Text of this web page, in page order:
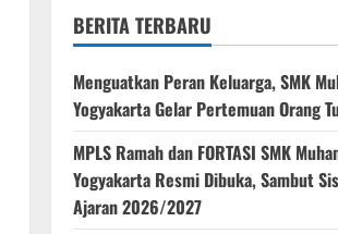
BERITA TERBARU
Menguatkan Peran Keluarga, SMK
Yogyakarta Gelar Pertemuan Orang
MPLS Ramah dan FORTASI SMK
Yogyakarta Resmi Dibuka, Sambut
Ajaran 2026/2027